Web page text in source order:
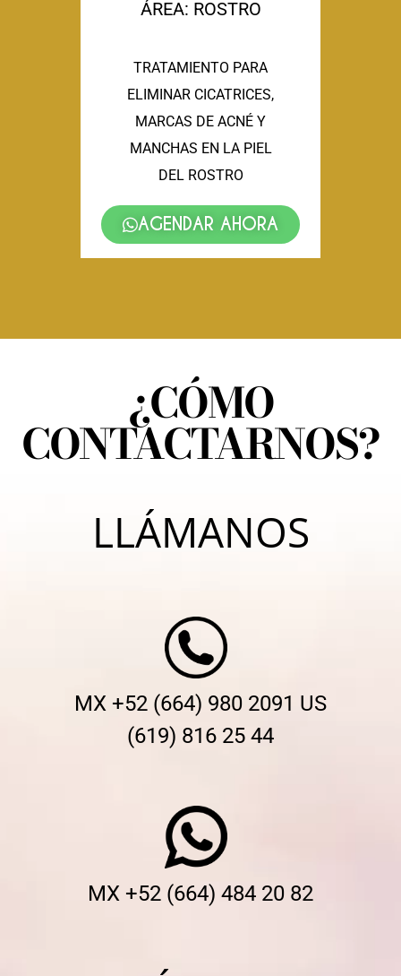
ÁREA: ROSTRO
TRATAMIENTO PARA
ELIMINAR CICATRICES,
MARCAS DE ACNÉ Y
MANCHAS EN LA PIEL
DEL ROSTRO
AGENDAR AHORA
¿CÓMO
CONTACTARNOS?
LLÁMANOS
MX +52 (664) 980 2091 US
(619) 816 25 44
MX +52 (664) 484 20 82